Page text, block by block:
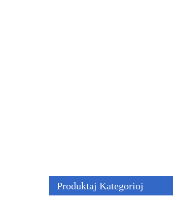
3D LASERA
Produktaj Kategorioj